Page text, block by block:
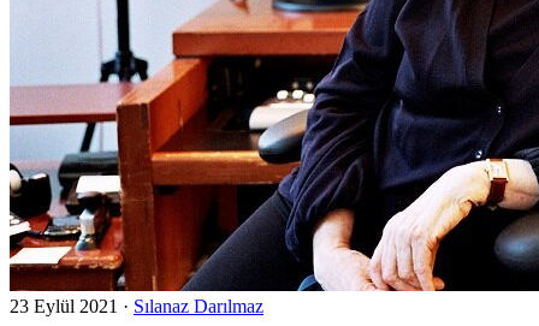
23 Eylül 2021 · Sılanaz Darılmaz